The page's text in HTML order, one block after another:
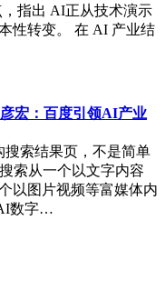
指出 AI正从技术演示
性转变。 在 AI 产业结
宏：百度引领AI产业
索结果页，不是简单
索从一个以文字内容
以图片视频等富媒体内
数字…